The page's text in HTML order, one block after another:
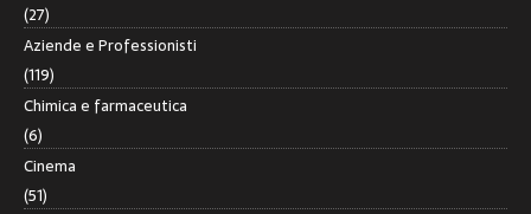
(27)
Aziende e Professionisti
(119)
Chimica e farmaceutica
(6)
Cinema
(51)